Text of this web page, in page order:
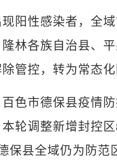
性感染者，全域
林各族自治县、
管控，转为常态化
市德保县疫情防
轮调整新增封控
保县全域仍为防范